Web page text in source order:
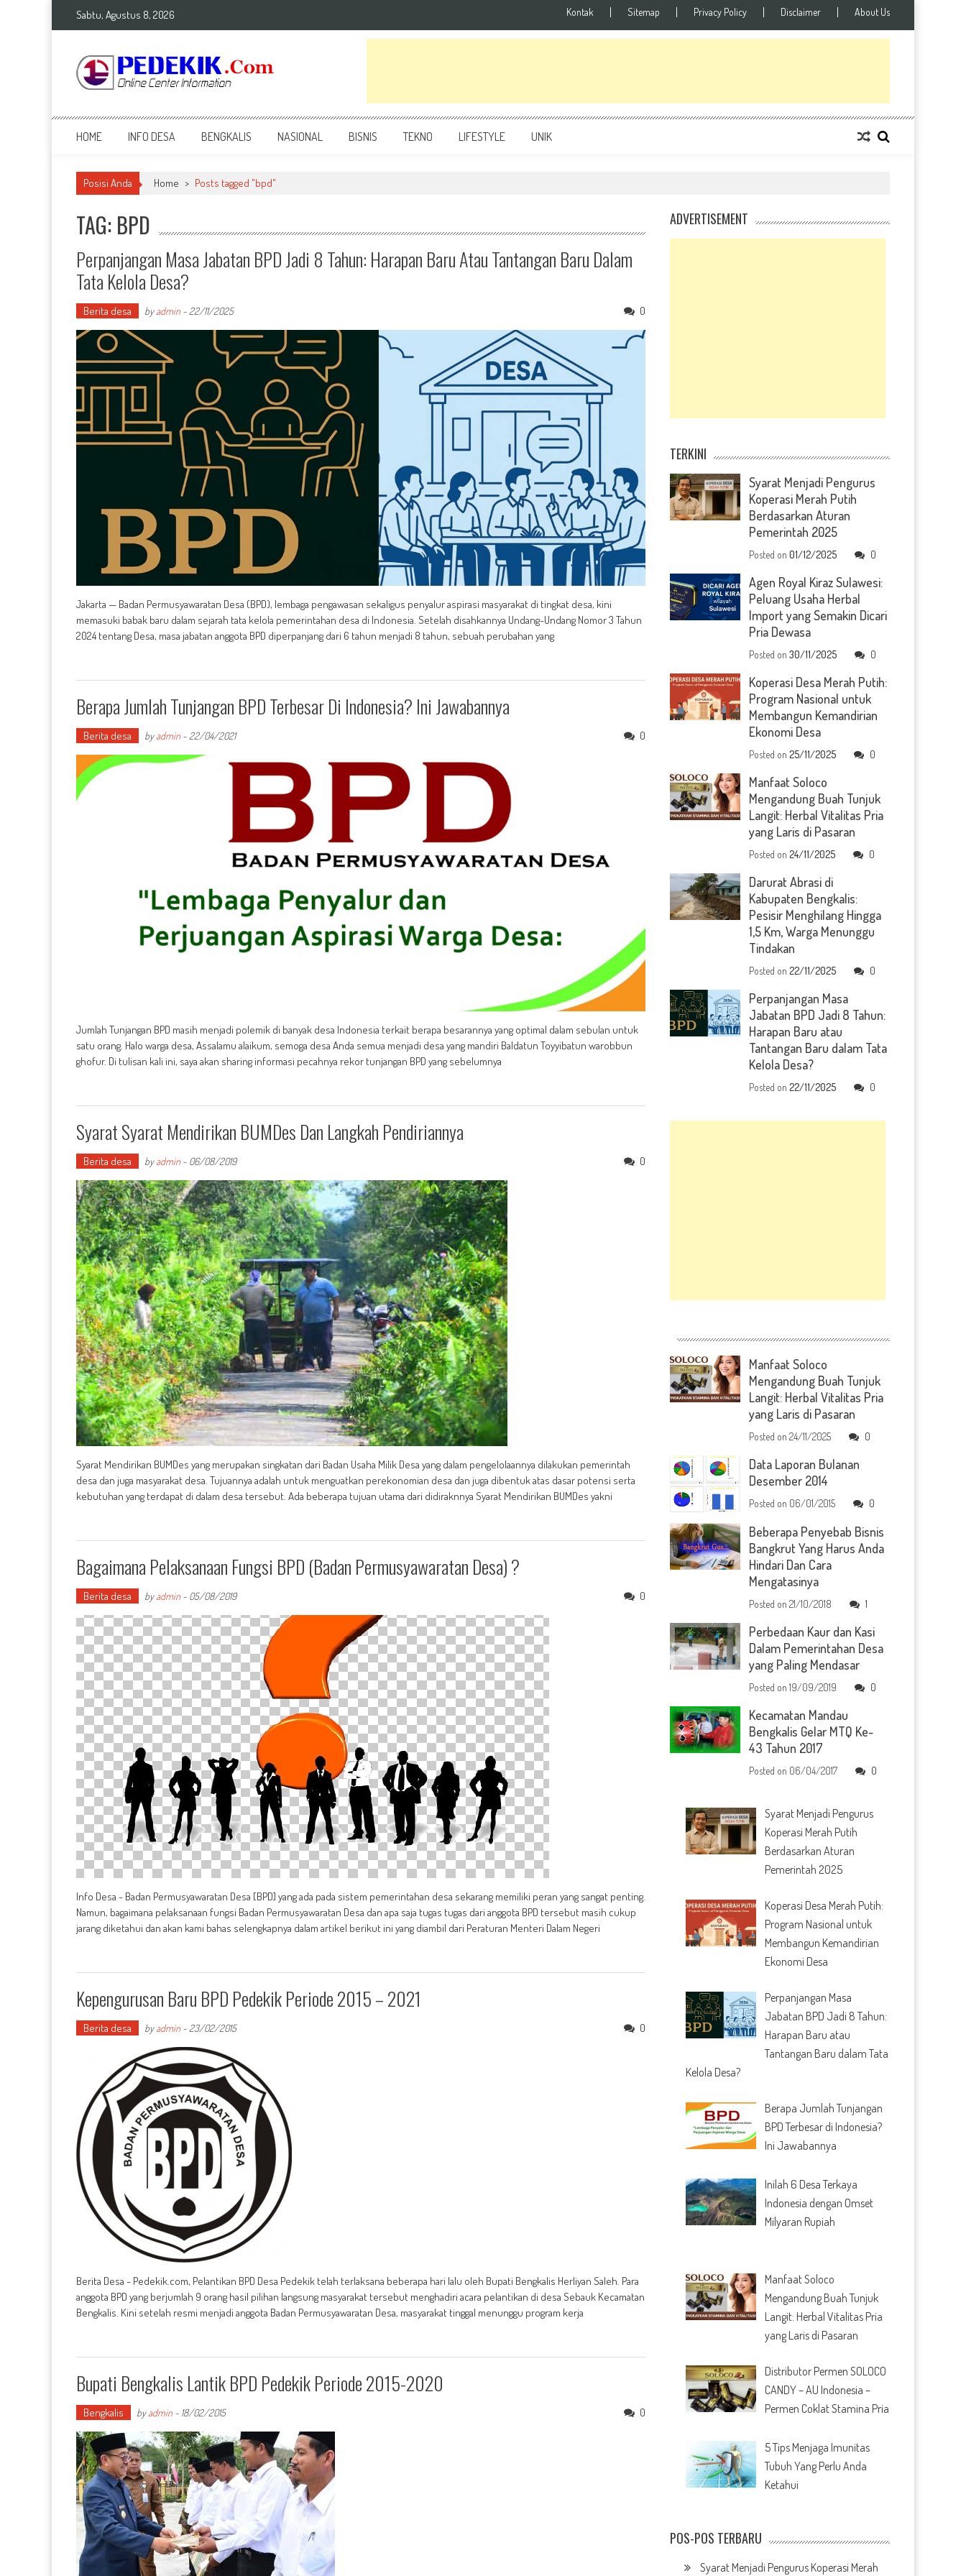
Sabtu, Agustus 8, 2026 Kontak Sitemap Privacy Policy Disclaimer About Us
Top Info
HOME INFO DESA BENGKALIS NASIONAL BISNIS TEKNO LIFESTYLE UNIK
Posisi Anda Home > Posts tagged "bpd"
TAG: BPD
Perpanjangan Masa Jabatan BPD Jadi 8 Tahun: Harapan Baru Atau Tantangan Baru Dalam
Tata Kelola Desa?
Berita desa byadmin - 22/11/2025 0
Jakarta — Badan Permusyawaratan Desa (BPD), lembaga pengawasan sekaligus penyalur aspirasi masyarakat di tingkat desa, kini
memasuki babak baru dalam sejarah tata kelola pemerintahan desa di Indonesia. Setelah disahkannya Undang-Undang Nomor 3 Tahun
2024 tentang Desa, masa jabatan anggota BPD diperpanjang dari 6 tahun menjadi 8 tahun, sebuah perubahan yang
Berapa Jumlah Tunjangan BPD Terbesar Di Indonesia? Ini Jawabannya
Berita desa byadmin - 22/04/2021 0
Jumlah Tunjangan BPD masih menjadi polemik di banyak desa Indonesia terkait berapa besarannya yang optimal dalam sebulan untuk
satu orang. Halo warga desa, Assalamu alaikum, semoga desa Anda semua menjadi desa yang mandiri Baldatun Toyyibatun warobbun
ghofur. Di tulisan kali ini, saya akan sharing informasi pecahnya rekor tunjangan BPD yang sebelumnya
Syarat Syarat Mendirikan BUMDes Dan Langkah Pendiriannya
Berita desa byadmin - 06/08/2019 0
Syarat Mendirikan BUMDes yang merupakan singkatan dari Badan Usaha Milik Desa yang dalam pengelolaannya dilakukan pemerintah
desa dan juga masyarakat desa. Tujuannya adalah untuk menguatkan perekonomian desa dan juga dibentuk atas dasar potensi serta
kebutuhan yang terdapat di dalam desa tersebut. Ada beberapa tujuan utama dari didiraknnya Syarat Mendirikan BUMDes yakni
Bagaimana Pelaksanaan Fungsi BPD (Badan Permusyawaratan Desa) ?
Berita desa byadmin - 05/08/2019 0
Info Desa - Badan Permusyawaratan Desa [BPD] yang ada pada sistem pemerintahan desa sekarang memiliki peran yang sangat penting.
Namun, bagaimana pelaksanaan fungsi Badan Permusyawaratan Desa dan apa saja tugas tugas dari anggota BPD tersebut masih cukup
jarang diketahui dan akan kami bahas selengkapnya dalam artikel berikut ini yang diambil dari Peraturan Menteri Dalam Negeri
Kepengurusan Baru BPD Pedekik Periode 2015 – 2021
Berita desa byadmin - 23/02/2015 0
Berita Desa - Pedekik.com, Pelantikan BPD Desa Pedekik telah terlaksana beberapa hari lalu oleh Bupati Bengkalis Herliyan Saleh. Para
anggota BPD yang berjumlah 9 orang hasil pilihan langsung masyarakat tersebut menghadiri acara pelantikan di desa Sebauk Kecamatan
Bengkalis. Kini setelah resmi menjadi anggota Badan Permusyawaratan Desa, masyarakat tinggal menunggu program kerja
Bupati Bengkalis Lantik BPD Pedekik Periode 2015-2020
Bengkalis byadmin - 18/02/2015 0
ADVERTISEMENT
TERKINI
Syarat Menjadi Pengurus
Koperasi Merah Putih
Berdasarkan Aturan
Pemerintah 2025
Posted on01/12/2025 0
Agen Royal Kiraz Sulawesi:
Peluang Usaha Herbal
Import yang Semakin Dicari
Pria Dewasa
Posted on30/11/2025 0
Koperasi Desa Merah Putih:
Program Nasional untuk
Membangun Kemandirian
Ekonomi Desa
Posted on25/11/2025 0
Manfaat Soloco
Mengandung Buah Tunjuk
Langit: Herbal Vitalitas Pria
yang Laris di Pasaran
Posted on24/11/2025 0
Darurat Abrasi di
Kabupaten Bengkalis:
Pesisir Menghilang Hingga
1,5 Km, Warga Menunggu
Tindakan
Posted on22/11/2025 0
Perpanjangan Masa
Jabatan BPD Jadi 8 Tahun:
Harapan Baru atau
Tantangan Baru dalam Tata
Kelola Desa?
Posted on22/11/2025 0
Manfaat Soloco
Mengandung Buah Tunjuk
Langit: Herbal Vitalitas Pria
yang Laris di Pasaran
Posted on24/11/2025 0
Data Laporan Bulanan
Desember 2014
Posted on 06/01/2015 0
Beberapa Penyebab Bisnis
Bangkrut Yang Harus Anda
Hindari Dan Cara
Mengatasinya
Posted on21/10/2018 1
Perbedaan Kaur dan Kasi
Dalam Pemerintahan Desa
yang Paling Mendasar
Posted on19/09/2019 0
Kecamatan Mandau
Bengkalis Gelar MTQ Ke-
43 Tahun 2017
Posted on 06/04/2017 0
Syarat Menjadi Pengurus
Koperasi Merah Putih
Berdasarkan Aturan
Pemerintah 2025
Koperasi Desa Merah Putih:
Program Nasional untuk
Membangun Kemandirian
Ekonomi Desa
Perpanjangan Masa
Jabatan BPD Jadi 8 Tahun:
Harapan Baru atau
Tantangan Baru dalam Tata
Kelola Desa?
Berapa Jumlah Tunjangan
BPD Terbesar di Indonesia?
Ini Jawabannya
Inilah 6 Desa Terkaya
Indonesia dengan Omset
Milyaran Rupiah
Manfaat Soloco
Mengandung Buah Tunjuk
Langit: Herbal Vitalitas Pria
yang Laris di Pasaran
Distributor Permen SOLOCO
CANDY – AU Indonesia –
Permen Coklat Stamina Pria
5 Tips Menjaga Imunitas
Tubuh Yang Perlu Anda
Ketahui
POS-POS TERBARU
Syarat Menjadi Pengurus Koperasi Merah